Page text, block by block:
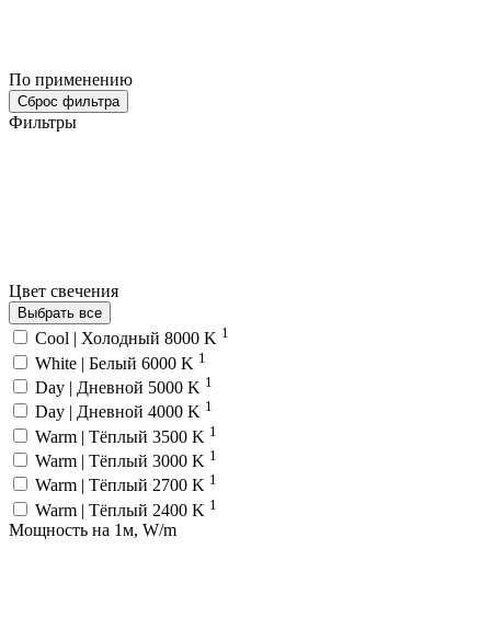
По применению
Сброс фильтра
Фильтры
Цвет свечения
Выбрать все
Cool | Холодный 8000 K 1
White | Белый 6000 K 1
Day | Дневной 5000 K 1
Day | Дневной 4000 K 1
Warm | Тёплый 3500 K 1
Warm | Тёплый 3000 K 1
Warm | Тёплый 2700 K 1
Warm | Тёплый 2400 K 1
Мощность на 1м, W/m